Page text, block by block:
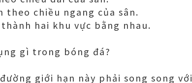
theo chiều ngang của sân.
hai khu vực bằng nhau.
gì trong bóng đá?
giới hạn này phải song song với